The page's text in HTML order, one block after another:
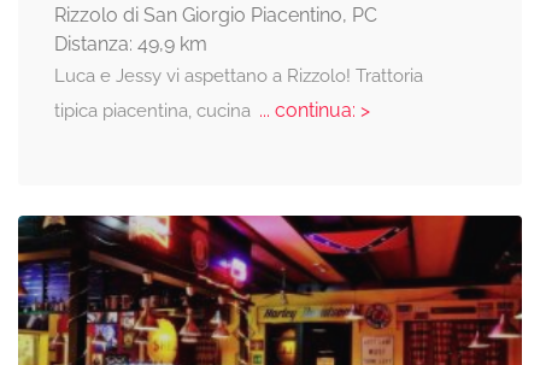
Rizzolo di San Giorgio Piacentino, PC
Distanza: 49,9 km
Luca e Jessy vi aspettano a Rizzolo! Trattoria
tipica piacentina, cucina ... continua: >